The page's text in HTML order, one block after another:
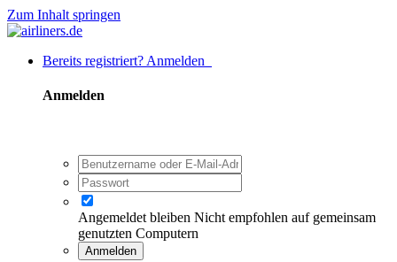
Zum Inhalt springen
Bereits registriert? Anmelden
Anmelden
Angemeldet bleiben Nicht empfohlen auf gemeinsam
genutzten Computern
Anmelden